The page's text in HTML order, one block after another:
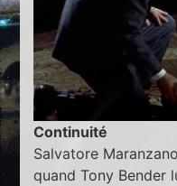
Continuité
Salvatore
quand Tony Bender